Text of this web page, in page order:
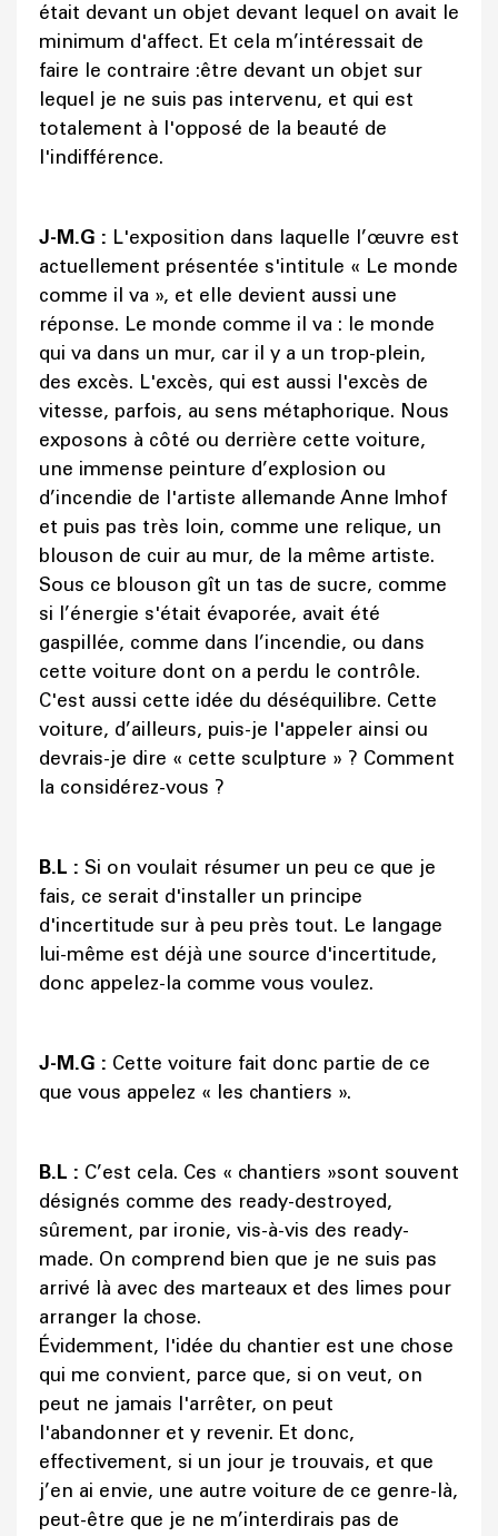
était devant un objet devant lequel on avait le
minimum d'affect. Et cela m’intéressait de
faire le contraire :être devant un objet sur
lequel je ne suis pas intervenu, et qui est
totalement à l'opposé de la beauté de
l'indifférence.
J-M.G : L'exposition dans laquelle l’œuvre est
actuellement présentée s'intitule « Le monde
comme il va », et elle devient aussi une
réponse. Le monde comme il va : le monde
qui va dans un mur, car il y a un trop-plein,
des excès. L'excès, qui est aussi l'excès de
vitesse, parfois, au sens métaphorique. Nous
exposons à côté ou derrière cette voiture,
une immense peinture d’explosion ou
d’incendie de l'artiste allemande Anne Imhof
et puis pas très loin, comme une relique, un
blouson de cuir au mur, de la même artiste.
Sous ce blouson gît un tas de sucre, comme
si l’énergie s'était évaporée, avait été
gaspillée, comme dans l’incendie, ou dans
cette voiture dont on a perdu le contrôle.
C'est aussi cette idée du déséquilibre. Cette
voiture, d’ailleurs, puis-je l'appeler ainsi ou
devrais-je dire « cette sculpture » ? Comment
la considérez-vous ?
B.L : Si on voulait résumer un peu ce que je
fais, ce serait d'installer un principe
d'incertitude sur à peu près tout. Le langage
lui-même est déjà une source d'incertitude,
donc appelez-la comme vous voulez.
J-M.G : Cette voiture fait donc partie de ce
que vous appelez « les chantiers ».
B.L : C’est cela. Ces « chantiers »sont souvent
désignés comme des ready-destroyed,
sûrement, par ironie, vis-à-vis des ready-
made. On comprend bien que je ne suis pas
arrivé là avec des marteaux et des limes pour
arranger la chose.
Évidemment, l'idée du chantier est une chose
qui me convient, parce que, si on veut, on
peut ne jamais l'arrêter, on peut
l'abandonner et y revenir. Et donc,
effectivement, si un jour je trouvais, et que
j’en ai envie, une autre voiture de ce genre-là,
peut-être que je ne m’interdirais pas de